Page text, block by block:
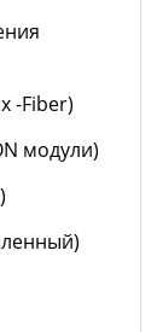
-Fiber)
модули)